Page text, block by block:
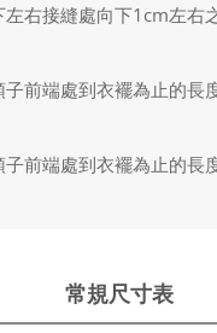
左右接縫處向下1cm左右
子前端處到衣襬為止的長
子前端處到衣襬為止的長
常規尺寸表